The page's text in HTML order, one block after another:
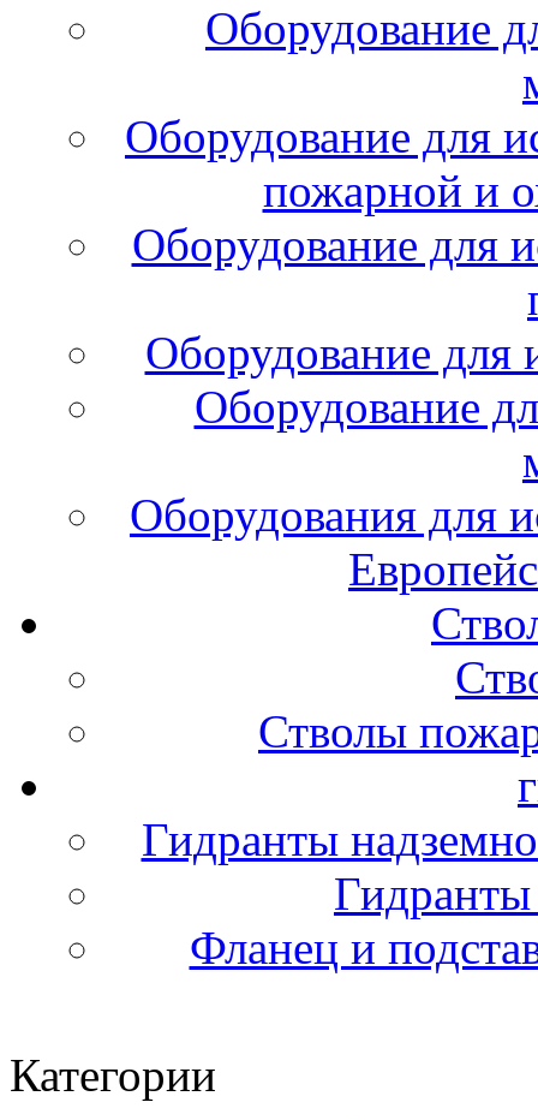
Оборудование
Оборудование для
пожарной и
Оборудование для
Оборудование для
Оборудование
Оборудования для
Стволы
Гидранты
Фланец и
Категории